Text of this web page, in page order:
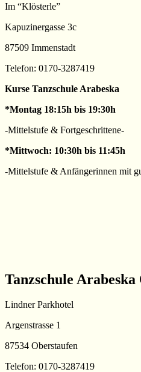
Im “Klösterle”
Kapuzinergasse 3c
87509 Immenstadt
Telefon: 0170-3287419
Kurse Tanzschule Arabeska
*Montag 18:15h bis 19:30h
-Mittelstufe & Fortgeschrittene-
*Mittwoch: 10:30h bis 11:45h
-Mittelstufe & Anfängerinnen mit
Tanzschule
Lindner Parkhotel
Argenstrasse 1
87534 Oberstaufen
Telefon: 0170-3287419